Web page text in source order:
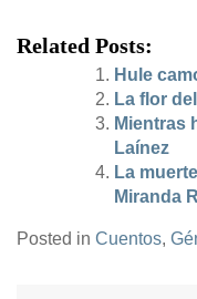
Related Posts:
Hule
La flor
Mientras
Laínez
La
Miranda
Posted in Cuentos,